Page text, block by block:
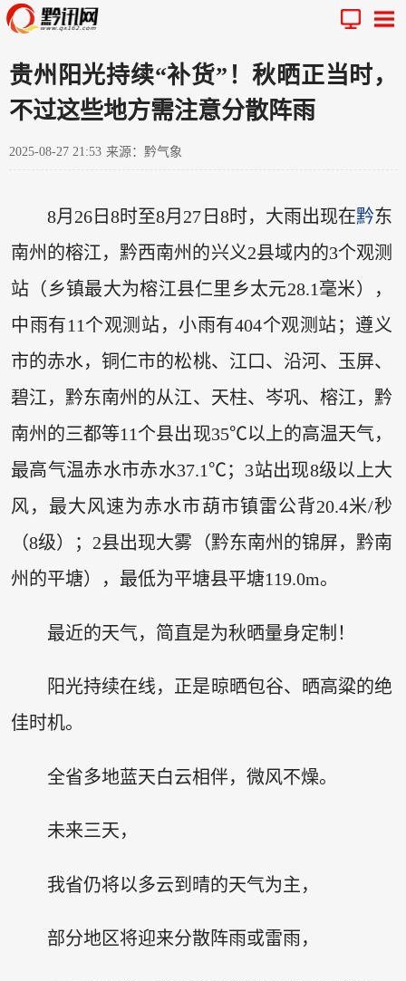
贵州阳光持续“补货”！秋晒正当时，
不过这些地方需注意分散阵雨
2025-08-27 21:53 来源：黔气象
8月26日8时至8月27日8时，大雨出现在黔东
南州的榕江，黔西南州的兴义2县域内的3个观测
站（乡镇最大为榕江县仁里乡太元28.1毫米），
中雨有11个观测站，小雨有404个观测站；遵义
市的赤水，铜仁市的松桃、江口、沿河、玉屏、
碧江，黔东南州的从江、天柱、岑巩、榕江，黔
南州的三都等11个县出现35℃以上的高温天气，
最高气温赤水市赤水37.1℃；3站出现8级以上大
风，最大风速为赤水市葫市镇雷公背20.4米/秒
（8级）；2县出现大雾（黔东南州的锦屏，黔南
州的平塘），最低为平塘县平塘119.0m。
最近的天气，简直是为秋晒量身定制！
阳光持续在线，正是晾晒包谷、晒高粱的绝
佳时机。
全省多地蓝天白云相伴，微风不燥。
未来三天，
我省仍将以多云到晴的天气为主，
部分地区将迎来分散阵雨或雷雨，